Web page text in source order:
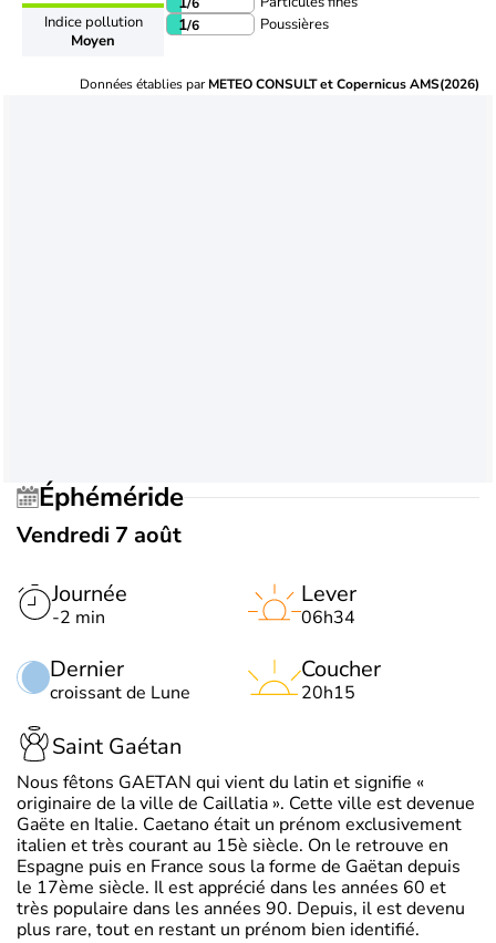
Indice pollution
Moyen
1/6 Poussières
Données établies parMETEO CONSULT et Copernicus AMS(2026)
Éphéméride
Vendredi 7 août
Journée
-2 min
Dernier
croissant de Lune
Lever
06h34
Coucher
20h15
Saint Gaétan
Nous fêtons GAETAN qui vient du latin et signifie «
originaire de la ville de Caillatia ». Cette ville est devenue
Gaëte en Italie. Caetano était un prénom exclusivement
italien et très courant au 15è siècle. On le retrouve en
Espagne puis en France sous la forme de Gaëtan depuis
le 17ème siècle. Il est apprécié dans les années 60 et
très populaire dans les années 90. Depuis, il est devenu
plus rare, tout en restant un prénom bien identifié.